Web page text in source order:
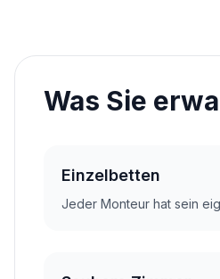
Was Sie
Einzelbetten
Jeder Monteur hat sein